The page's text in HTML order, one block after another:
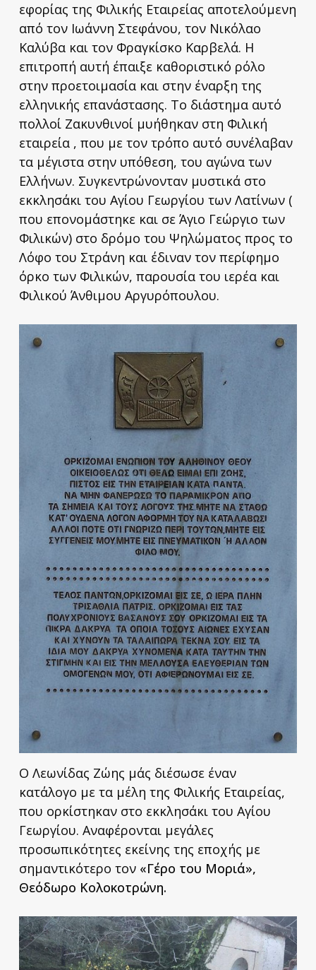
εφορίας της Φιλικής Εταιρείας αποτελούμενη
από τον Ιωάννη Στεφάνου, τον Νικόλαο
Καλύβα και τον Φραγκίσκο Καρβελά. Η
επιτροπή αυτή έπαιξε καθοριστικό ρόλο
στην προετοιμασία και στην έναρξη της
ελληνικής επανάστασης. Το διάστημα αυτό
πολλοί Ζακυνθινοί μυήθηκαν στη Φιλική
εταιρεία , που με τον τρόπο αυτό συνέλαβαν
τα μέγιστα στην υπόθεση, του αγώνα των
Ελλήνων. Συγκεντρώνονταν μυστικά στο
εκκλησάκι του Αγίου Γεωργίου των Λατίνων (
που επονομάστηκε και σε Άγιο Γεώργιο των
Φιλικών) στο δρόμο του Ψηλώματος προς το
Λόφο του Στράνη και έδιναν τον περίφημο
όρκο των Φιλικών, παρουσία του ιερέα και
Φιλικού Άνθιμου Αργυρόπουλου.
Ο Λεωνίδας Ζώης μάς διέσωσε έναν
κατάλογο με τα μέλη της Φιλικής Εταιρείας,
που ορκίστηκαν στο εκκλησάκι του Αγίου
Γεωργίου. Αναφέρονται μεγάλες
προσωπικότητες εκείνης της εποχής με
σημαντικότερο τον «Γέρο του Μοριά»,
Θεόδωρο Κολοκοτρώνη.